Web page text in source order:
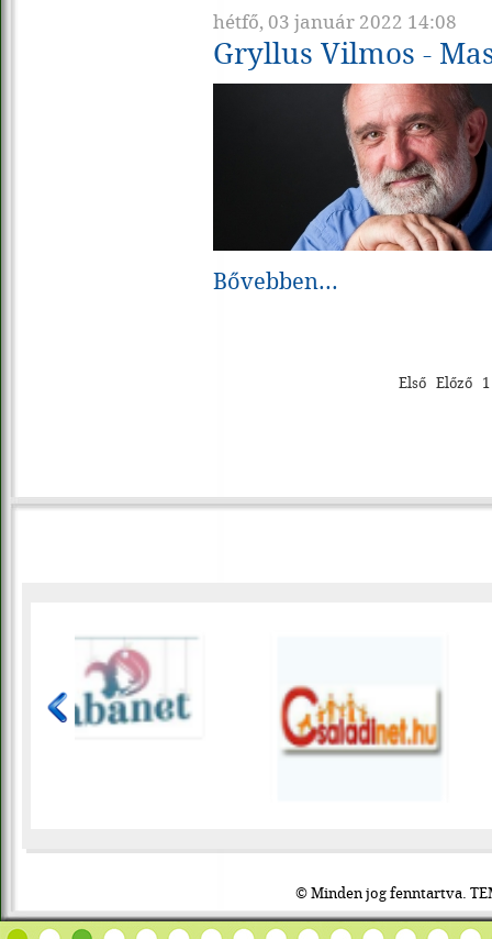
hétfő, 03 január 2022 14:08
Gryllus Vilmos -
Bővebben...
Első Előző 1
© Minden jog fenntartva.